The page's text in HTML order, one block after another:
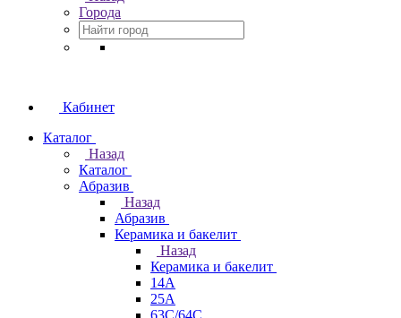
Города
Кабинет
Каталог
Назад
Каталог
Абразив
Назад
Абразив
Керамика и бакелит
Назад
Керамика и бакелит
14А
25А
63С/64С